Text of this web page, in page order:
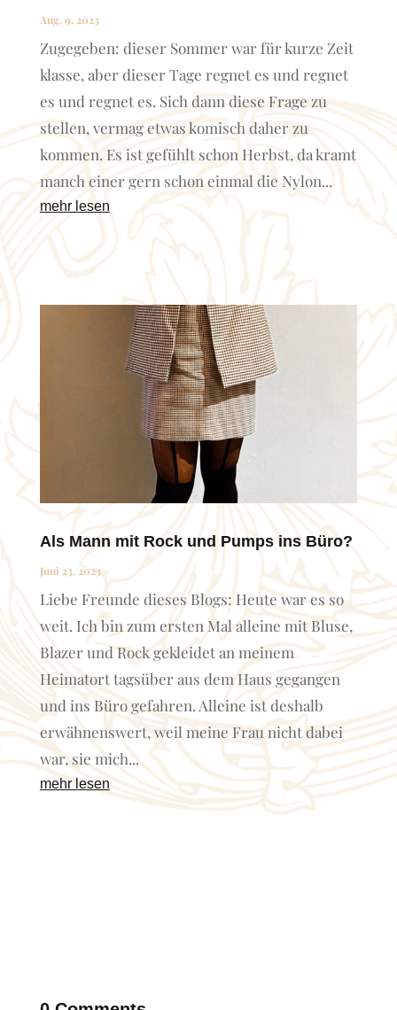
Aug. 9, 2023
Zugegeben: dieser Sommer war für kurze Zeit
klasse, aber dieser Tage regnet es und regnet
es und regnet es. Sich dann diese Frage zu
stellen, vermag etwas komisch daher zu
kommen. Es ist gefühlt schon Herbst, da kramt
manch einer gern schon einmal die Nylon...
mehr lesen
Als Mann mit Rock und Pumps ins Büro?
Juni 23, 2023
Liebe Freunde dieses Blogs: Heute war es so
weit. Ich bin zum ersten Mal alleine mit Bluse,
Blazer und Rock gekleidet an meinem
Heimatort tagsüber aus dem Haus gegangen
und ins Büro gefahren. Alleine ist deshalb
erwähnenswert, weil meine Frau nicht dabei
war, sie mich...
mehr lesen